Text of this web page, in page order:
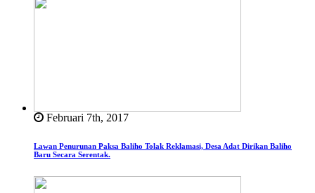
Februari 7th, 2017
Lawan Penurunan Paksa Baliho Tolak Reklamasi, Desa Adat Dirikan Baliho
Baru Secara Serentak.